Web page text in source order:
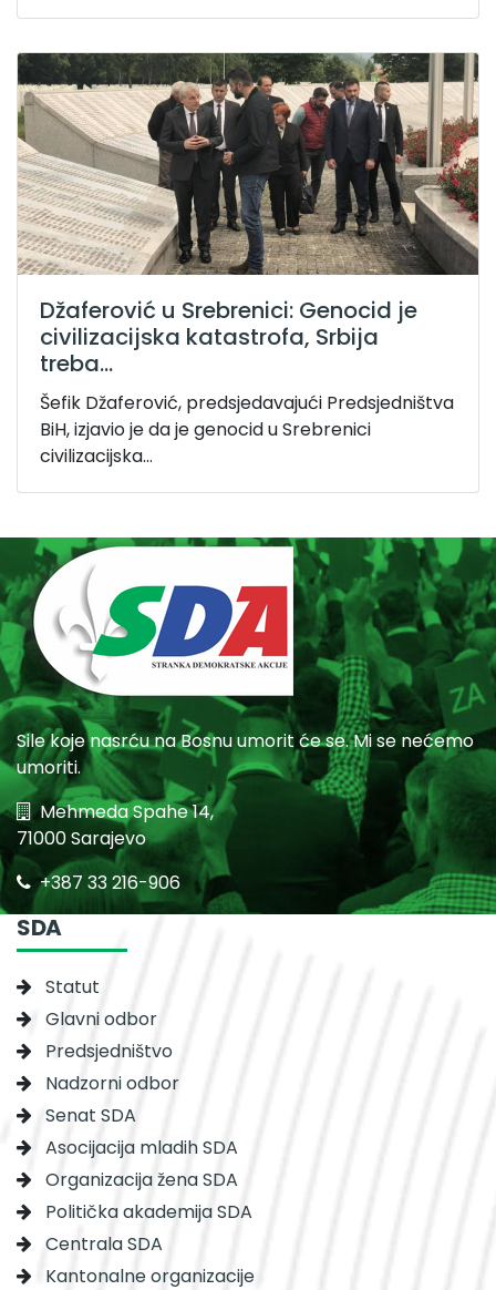
Džaferović u Srebrenici: Genocid je
civilizacijska katastrofa, Srbija
treba...
Šefik Džaferović, predsjedavajući Predsjedništva
BiH, izjavio je da je genocid u Srebrenici
civilizacijska...
Sile koje nasrću na Bosnu umorit će se. Mi se nećemo
umoriti.
Mehmeda Spahe 14,
71000 Sarajevo
+387 33 216-906
SDA
Statut
Glavni odbor
Predsjedništvo
Nadzorni odbor
Senat SDA
Asocijacija mladih SDA
Organizacija žena SDA
Politička akademija SDA
Centrala SDA
Kantonalne organizacije